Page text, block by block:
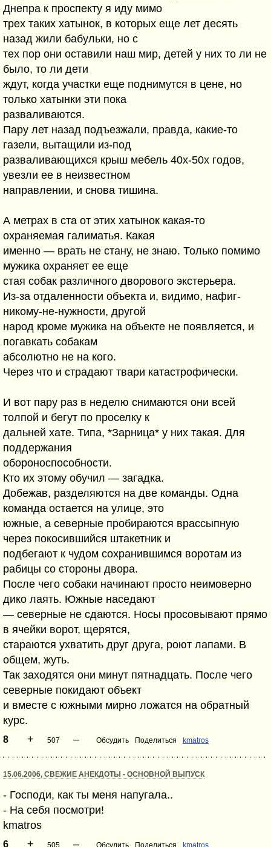
Днепра к проспекту я иду мимо
трех таких хатынок, в которых еще лет десять
назад жили бабульки, но с
тех пор они оставили наш мир, детей у них то ли не
было, то ли дети
ждут, когда участки еще поднимутся в цене, но
только хатынки эти пока
разваливаются.
Пару лет назад подъезжали, правда, какие-то
газели, вытащили из-под
разваливающихся крыш мебель 40х-50х годов,
увезли ее в неизвестном
направлении, и снова тишина.
А метрах в ста от этих хатынок какая-то
охраняемая галиматья. Какая
именно — врать не стану, не знаю. Только помимо
мужика охраняет ее еще
стая собак различного дворового экстерьера.
Из-за отдаленности объекта и, видимо, нафиг-
никому-не-нужности, другой
народ кроме мужика на объекте не появляется, и
погавкать собакам
абсолютно не на кого.
Через что и страдают твари катастрофически.
И вот пару раз в неделю снимаются они всей
толпой и бегут по проселку к
дальней хате. Типа, *Зарница* у них такая. Для
поддержания
обороноспособности.
Кто их этому обучил — загадка.
Добежав, разделяются на две команды. Одна
команда остается на улице, это
южные, а северные пробираются врассыпную
через покосившийся штакетник и
подбегают к чудом сохранившимся воротам из
рабицы со стороны двора.
После чего собаки начинают просто неимоверно
дико лаять. Южные наседают
— северные не сдаются. Носы просовывают прямо
в ячейки ворот, щерятся,
стараются ухватить друг друга, роют лапами. В
общем, жуть.
Так заходятся они минут пятнадцать. После чего
северные покидают объект
и вместе с южными мирно ложатся на обратный
курс.
8 + 507 – Обсудить Поделиться kmatros
15.06.2006, СВЕЖИЕ АНЕКДОТЫ - ОСНОВНОЙ ВЫПУСК
- Господи, как ты меня напугала..
- На себя посмотри!
kmatros
6 + 505 – Обсудить Поделиться kmatros